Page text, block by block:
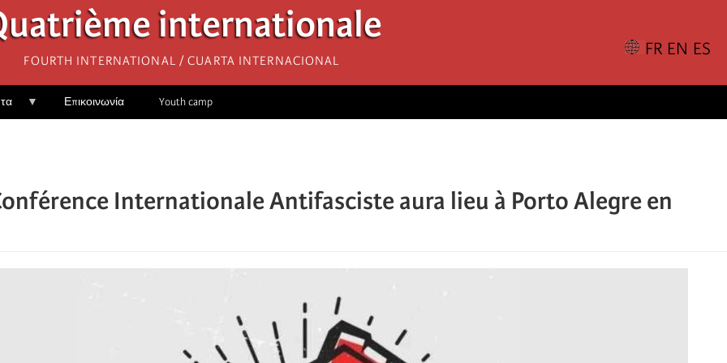
internationale
Fourth International / Cuarta Internacional
Επικοινωνία Youth camp
Internationale Antifasciste aura lieu à Porto Alegre en